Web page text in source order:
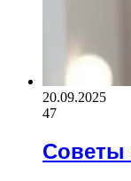
20.09.2025
47
Советы